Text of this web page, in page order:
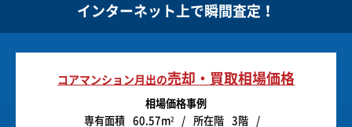
インターネット上で瞬間査定！
コアマンション月出の売却・買取相場価格
相場価格事例
専有面積
60.57m2 所在階
3階